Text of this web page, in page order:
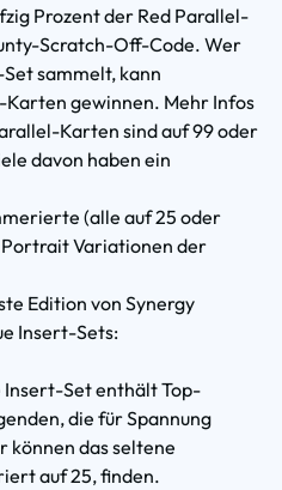
Prozent der Red Parallel-
Scratch-Off-Code. Wer
sammelt, kann
gewinnen. Mehr Infos
Karten sind auf 99 oder
davon haben ein
(alle auf 25 oder
Variationen der
Edition von Synergy
Insert-Sets:
Insert-Set enthält Top-
die für Spannung
können das seltene
auf 25, finden.